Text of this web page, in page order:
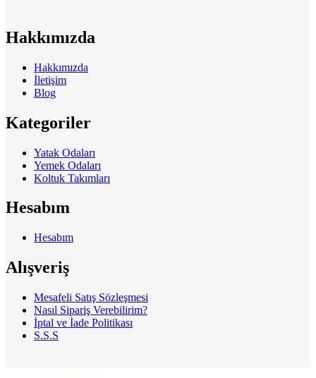
Hakkımızda
Hakkımızda
İletişim
Blog
Kategoriler
Yatak Odaları
Yemek Odaları
Koltuk Takımları
Hesabım
Hesabım
Alışveriş
Mesafeli Satış Sözleşmesi
Nasıl Sipariş Verebilirim?
İptal ve İade Politikası
S.S.S